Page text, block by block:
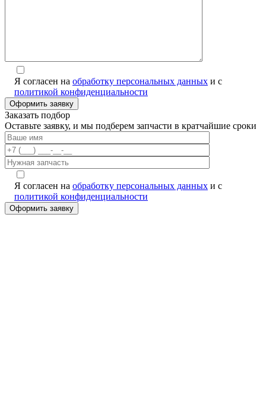
Я согласен на обработку персональных данных и с
политикой конфиденциальности
Заказать подбор
Оставьте заявку, и мы подберем запчасти в кратчайшие сроки
Я согласен на обработку персональных данных и с
политикой конфиденциальности